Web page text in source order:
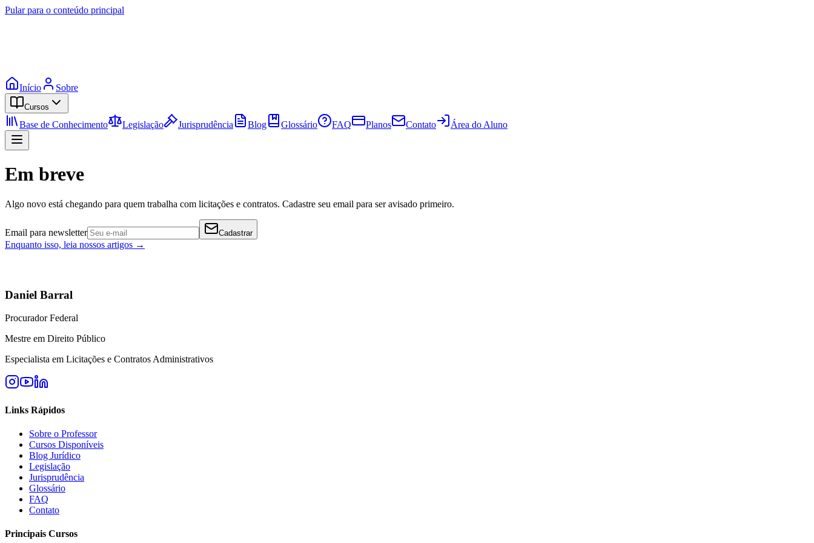
Pular para o conteúdo principal
Início Sobre
Cursos
Base de Conhecimento Legislação Jurisprudência Blog Glossário FAQ Planos Contato Área do Aluno
Em breve
Algo novo está chegando para quem trabalha com licitações e contratos. Cadastre seu email para ser avisado primeiro.
Email para newsletter Cadastrar
Enquanto isso, leia nossos artigos →
Daniel Barral
Procurador Federal
Mestre em Direito Público
Especialista em Licitações e Contratos Administrativos
Links Rápidos
Sobre o Professor
Cursos Disponíveis
Blog Jurídico
Legislação
Jurisprudência
Glossário
FAQ
Contato
Principais Cursos